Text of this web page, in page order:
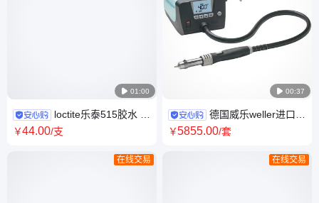
 01:00
loctite乐泰515胶水 金
属刚性法兰平面厌氧密封胶通
￥44.00/支
在线交易
 00:37
德国威乐weller进口
WTHA1智能焊台900W单通道
￥5855.00/套
在线交易